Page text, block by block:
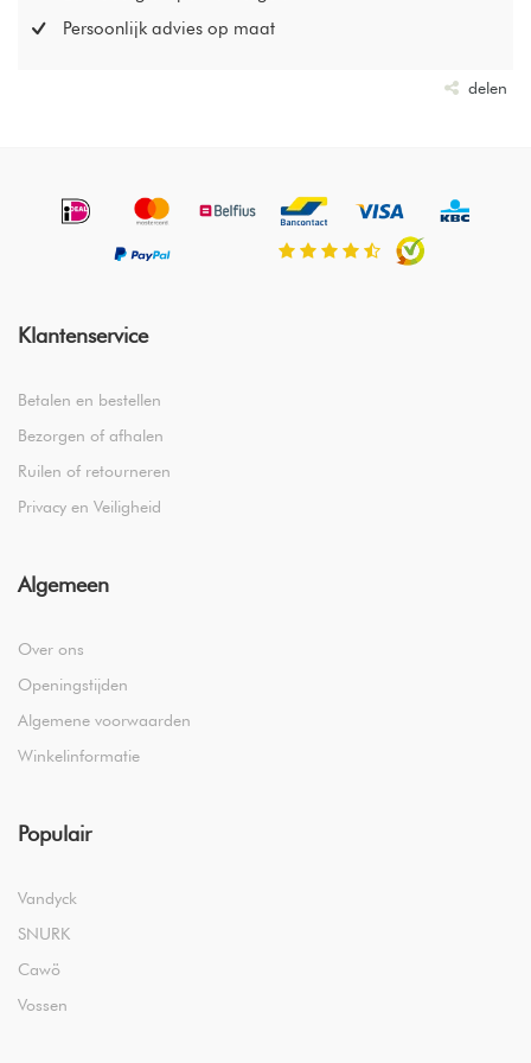
Persoonlijk advies op maat
delen
Klantenservice
Betalen en bestellen
Bezorgen of afhalen
Ruilen of retourneren
Privacy en Veiligheid
Algemeen
Over ons
Openingstijden
Algemene voorwaarden
Winkelinformatie
Populair
Vandyck
SNURK
Cawö
Vossen